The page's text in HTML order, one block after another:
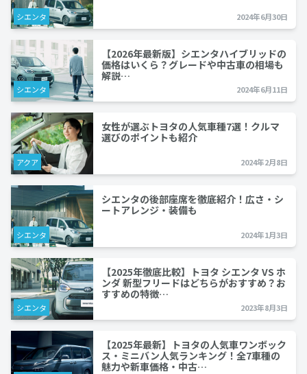
シエンタ 2024年6月30日
シエンタ
【2026年最新版】シエンタハイブリッドの
価格はいくら？グレードや中古車の相場も
解説…
2024年6月11日
アクア
女性が選ぶトヨタの人気車種7選！クルマ
選びのポイントも紹介
2024年2月8日
シエンタ
シエンタの後部座席を徹底紹介！広さ・シ
ートアレンジ・装備も
2024年1月3日
シエンタ
【2025年徹底比較】トヨタ シエンタ VS ホ
ンダ 新型フリードはどちらがおすすめ？お
すすめの特徴…
2023年8月3日
【2025年最新】トヨタの人気車ワンボック
ス・ミニバン人気ランキング！全7車種の
魅力や新車価格・中古…